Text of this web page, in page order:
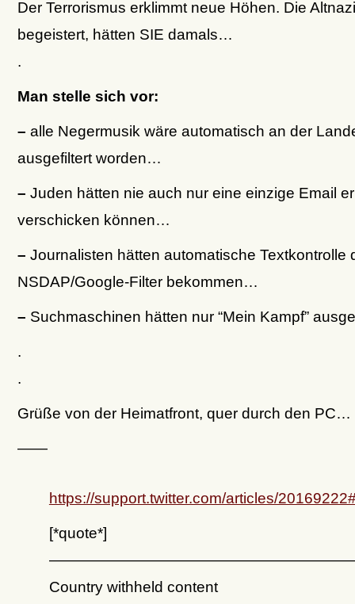
Der Terrorismus erklimmt neue Höhen. Die
begeistert, hätten SIE damals…
.
Man stelle sich vor:
– alle Negermusik wäre automatisch an der
ausgefiltert worden…
– Juden hätten nie auch nur eine einzige Email
verschicken können…
– Journalisten hätten automatische Textkontrolle
NSDAP/Google-Filter bekommen…
– Suchmaschinen hätten nur “Mein Kampf”
.
.
Grüße von der Heimatfront, quer durch den PC…
——
https://support.twitter.com/articles/
[*quote*]
Country withheld content